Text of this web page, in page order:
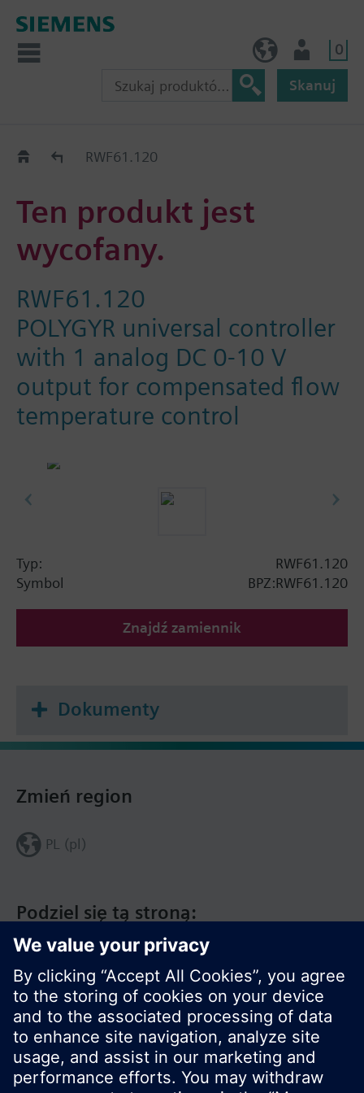
0
Skanuj
Old2NewRWF61.120
Ten produkt jest
wycofany.
RWF61.120
POLYGYR universal controller
with 1 analog DC 0-10 V
output for compensated flow
temperature control
Typ:
RWF61.120
Symbol
BPZ:RWF61.120
Znajdź zamiennik
Dokumenty
Podziel się tą stroną:
Zmień region
PL (pl)